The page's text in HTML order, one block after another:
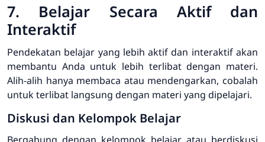
7. Belajar Secara Aktif dan
Interaktif
Pendekatan belajar yang lebih aktif dan interaktif akan
membantu Anda untuk lebih terlibat dengan materi.
Alih-alih hanya membaca atau mendengarkan, cobalah
untuk terlibat langsung dengan materi yang dipelajari.
Diskusi dan Kelompok Belajar